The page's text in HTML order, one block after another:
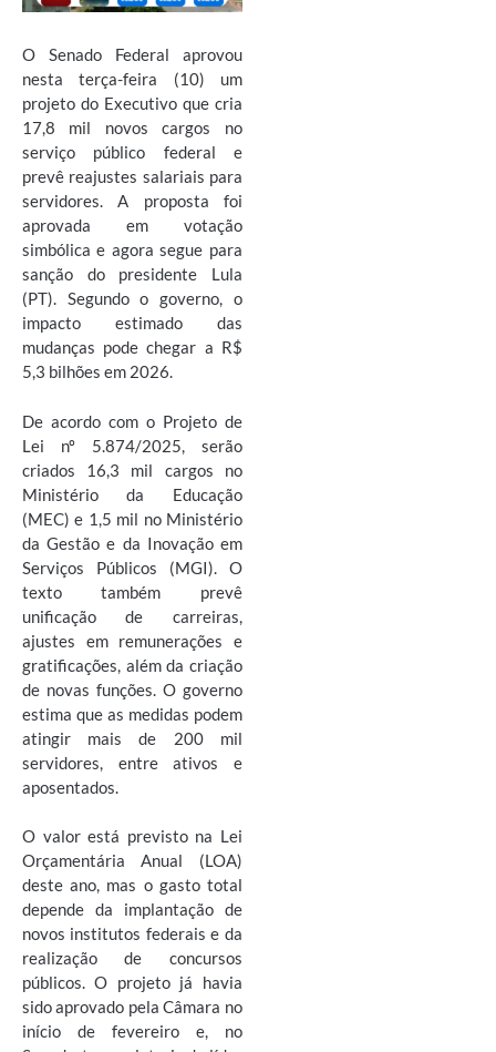
O Senado Federal aprovou
nesta terça-feira (10) um
projeto do Executivo que cria
17,8 mil novos cargos no
serviço público federal e
prevê reajustes salariais para
servidores. A proposta foi
aprovada em votação
simbólica e agora segue para
sanção do presidente Lula
(PT). Segundo o governo, o
impacto estimado das
mudanças pode chegar a R$
5,3 bilhões em 2026.
De acordo com o Projeto de
Lei nº 5.874/2025, serão
criados 16,3 mil cargos no
Ministério da Educação
(MEC) e 1,5 mil no Ministério
da Gestão e da Inovação em
Serviços Públicos (MGI). O
texto também prevê
unificação de carreiras,
ajustes em remunerações e
gratificações, além da criação
de novas funções. O governo
estima que as medidas podem
atingir mais de 200 mil
servidores, entre ativos e
aposentados.
O valor está previsto na Lei
Orçamentária Anual (LOA)
deste ano, mas o gasto total
depende da implantação de
novos institutos federais e da
realização de concursos
públicos. O projeto já havia
sido aprovado pela Câmara no
início de fevereiro e, no